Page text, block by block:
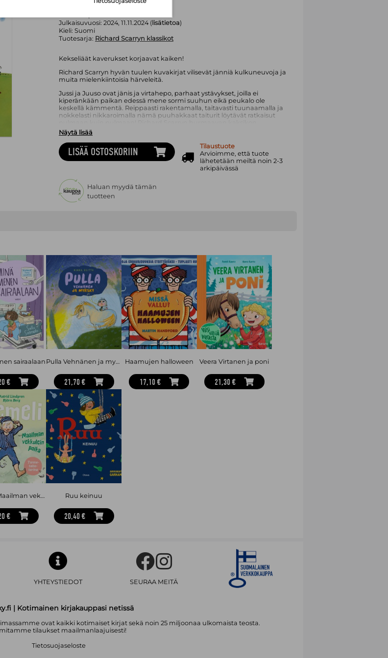
Julkaisuvuosi: 2024, 11.11.2024 (lisätietoa)
Kieli: Suomi
Tuotesarja: Richard Scarryn klassikot
Kekseliäät kaverukset korjaavat kaiken!
Richard Scarryn hyvän tuulen kuvakirjat vilisevät jänniä kulkuneuvoja ja
muita mielenkiintoisia härveleitä.
Jussi ja Juuso ovat jänis ja virtahepo, parhaat ystävykset, joilla ei
kiperänkään paikan edessä mene sormi suuhun eikä peukalo ole
keskellä kämmentä. Reippaasti rakentamalla, taitavasti tuunaamalla ja
nokkelasti nikkaroimalla nämä puuhakkaat taiturit löytävät ratkaisut
seikkailuja saadaan vuosikymmenten tauon jälkeen lukea jälleen
suomeksi.
Richard Scarry(1919–1994) on yksi kautta aikojen rakastetuimmista
lastenkirjailijoista ja kuvittajista.
Scarry teki urallaan yli 300 teosta, joista useimmat ja tunnetuimmat
kertovat Touhulan ja Puuhalan kaupungeista ja niiden eläinhahmoisista
asukkaista. Scarryn kuvakirjat ovat hurmanneet ja hauskuttaneet
lukijoita jo vuosikymmenten ajan, eikä suosiolle ole hiipumista
näköpiirissä. Monet maailmanlaajuisesti arvostetuista klassikkokirjoista
Näytä lisää
LISÄÄ OSTOSKORIIN
Tilaustuote
Arvioimme, että tuote
lähetetään meiltä noin 2-3
arkipäivässä
Haluan myydä tämän
tuotteen
sairaalaan
€
Pulla Vehnänen ja myrsky
21,70 €
Haamujen halloween
17,10 €
Veera Virtanen ja poni
21,30 €
Eemeli: Maailman vekkulein poika
€
Ruu keinuu
20,40 €
YHTEYSTIEDOT SEURAA MEITÄ
| Kotimainen kirjakauppasi netissä
ovat kaikki kotimaiset kirjat sekä noin 25 miljoonaa ulkomaista teosta.
tilaukset maailmanlaajuisesti!
Tietosuojaseloste